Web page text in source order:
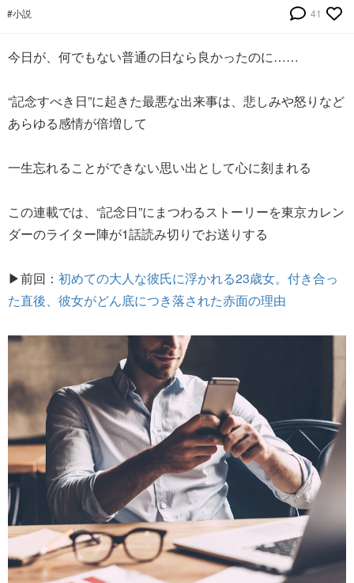
#小説 41
今日が、何でもない普通の日なら良かったのに……
“記念すべき日”に起きた最悪な出来事は、悲しみや怒りなど
あらゆる感情が倍増して
一生忘れることができない思い出として心に刻まれる
この連載では、“記念日”にまつわるストーリーを東京カレン
ダーのライター陣が1話読み切りでお送りする
▶前回： 初めての大人な彼氏に浮かれる23歳女。付き合っ
た直後、彼女がどん底につき落された赤面の理由